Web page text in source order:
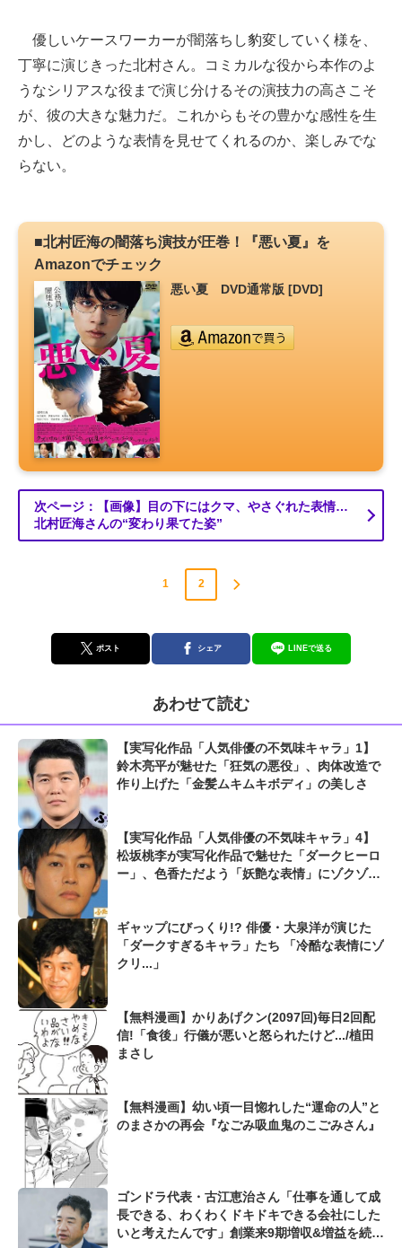
優しいケースワーカーが闇落ちし豹変していく様を、
丁寧に演じきった北村さん。コミカルな役から本作のよ
うなシリアスな役まで演じ分けるその演技力の高さこそ
が、彼の大きな魅力だ。これからもその豊かな感性を生
かし、どのような表情を見せてくれるのか、楽しみでな
らない。
■北村匠海の闇落ち演技が圧巻！『悪い夏』を
Amazonでチェック
悪い夏 DVD通常版 [DVD]
次ページ：【画像】目の下にはクマ、やさぐれた表情…
北村匠海さんの“変わり果てた姿”
1 2
ポスト シェア LINEで送る
あわせて読む
【実写化作品「人気俳優の不気味キャラ」1】
鈴木亮平が魅せた「狂気の悪役」、肉体改造で
作り上げた「金髪ムキムキボディ」の美しさ
【実写化作品「人気俳優の不気味キャラ」4】
松坂桃李が実写化作品で魅せた「ダークヒーロ
ー」、色香ただよう「妖艶な表情」にゾクゾク
ギャップにびっくり!? 俳優・大泉洋が演じた
「ダークすぎるキャラ」たち 「冷酷な表情にゾ
クリ...」
【無料漫画】かりあげクン(2097回)毎日2回配
信!「食後」行儀が悪いと怒られたけど.../植田
まさし
【無料漫画】幼い頃一目惚れした“運命の人”と
のまさかの再会『なごみ吸血鬼のこごみさん』
ゴンドラ代表・古江恵治さん「仕事を通して成
長できる、わくわくドキドキできる会社にした
いと考えたんです」創業来9期増収&増益を続け